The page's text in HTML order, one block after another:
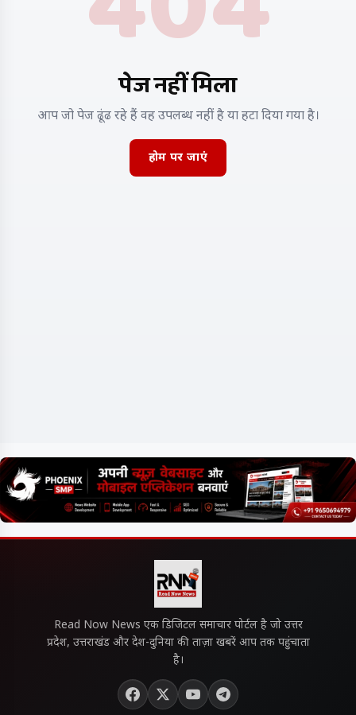
पेज नहीं मिला
आप जो पेज ढूंढ रहे हैं वह उपलब्ध नहीं है या हटा दिया गया है।
होम पर जाएं
Read Now News एक डिजिटल समाचार पोर्टल है जो उत्तर
प्रदेश, उत्तराखंड और देश-दुनिया की ताज़ा खबरें आप तक पहुंचाता
है।